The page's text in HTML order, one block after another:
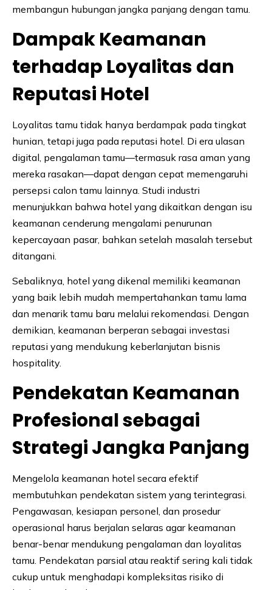
membangun hubungan jangka panjang dengan tamu.
Dampak Keamanan
terhadap Loyalitas dan
Reputasi Hotel
Loyalitas tamu tidak hanya berdampak pada tingkat
hunian, tetapi juga pada reputasi hotel. Di era ulasan
digital, pengalaman tamu—termasuk rasa aman yang
mereka rasakan—dapat dengan cepat memengaruhi
persepsi calon tamu lainnya. Studi industri
menunjukkan bahwa hotel yang dikaitkan dengan isu
keamanan cenderung mengalami penurunan
kepercayaan pasar, bahkan setelah masalah tersebut
ditangani.
Sebaliknya, hotel yang dikenal memiliki keamanan
yang baik lebih mudah mempertahankan tamu lama
dan menarik tamu baru melalui rekomendasi. Dengan
demikian, keamanan berperan sebagai investasi
reputasi yang mendukung keberlanjutan bisnis
hospitality.
Pendekatan Keamanan
Profesional sebagai
Strategi Jangka Panjang
Mengelola keamanan hotel secara efektif
membutuhkan pendekatan sistem yang terintegrasi.
Pengawasan, kesiapan personel, dan prosedur
operasional harus berjalan selaras agar keamanan
benar-benar mendukung pengalaman dan loyalitas
tamu. Pendekatan parsial atau reaktif sering kali tidak
cukup untuk menghadapi kompleksitas risiko di